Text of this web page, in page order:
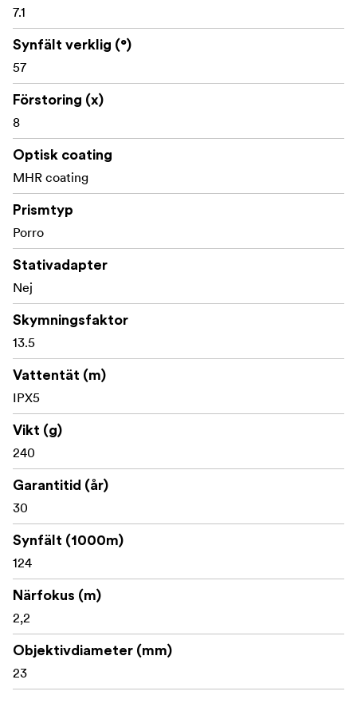
Rem
7.1
Synfält verklig (°)
57
Förstoring (x)
8
Optisk coating
MHR coating
Prismtyp
Porro
Stativadapter
Nej
Skymningsfaktor
13.5
Vattentät (m)
IPX5
Vikt (g)
240
Garantitid (år)
30
Synfält (1000m)
124
Närfokus (m)
2,2
Objektivdiameter (mm)
23